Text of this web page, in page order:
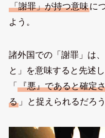
「謝罪」が持つ意味に
よう。
諸外国での「謝罪」は
と」を意味すると先述
「 『悪』であると確定
る」と捉えられるだろう